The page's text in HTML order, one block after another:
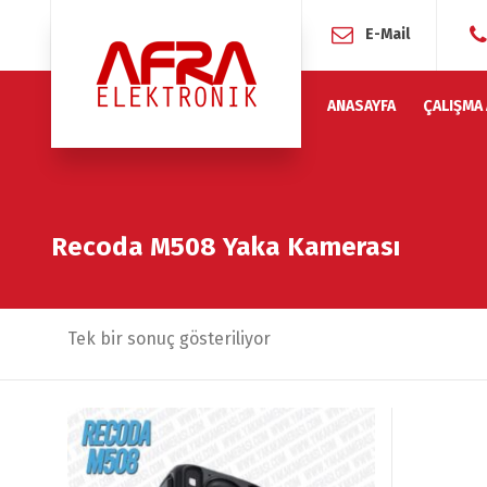
E-Mail
ANASAYFA
Recoda M508 Yaka Kamerası
Tek bir sonuç gösteriliyor